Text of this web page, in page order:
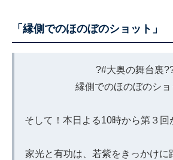
「縁側でのほのぼのショット」
?#大奥の舞台裏
縁側でのほのぼのシ
そして！本日よる10時から第３回
家光と有功は、若紫をきっかけに